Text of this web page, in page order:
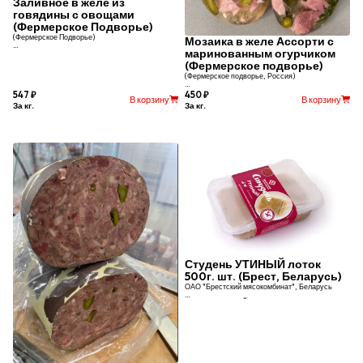
говядины с овощами
(Фермерское Подворье)
(Фермерское Подворье)
547 ₽
За кг.
В корзину
Мозаика в желе Ассорти с
маринованным огурчиком
(Фермерское подворье)
(Фермерское подворье, Россия)
Мозаика в желе Ассорти с маринованным
огурчиком.
450 ₽
За кг.
В корзину
Студень УТИНЫЙ лоток
500г. шт. (Брест, Беларусь)
ОАО "Брестский мясокомбинат", Беларусь